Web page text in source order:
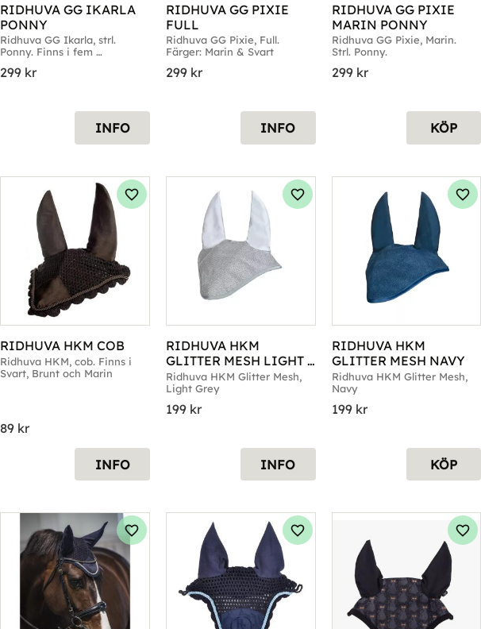
RIDHUVA GG IKARLA
PONNY
Ridhuva GG Ikarla, strl.
Ponny. Finns i fem
299 kr
INFO
RIDHUVA GG PIXIE
FULL
Ridhuva GG Pixie, Full.
Färger: Marin & Svart
299kr
INFO
RIDHUVA GG PIXIE
MARIN PONNY
Ridhuva GG Pixie, Marin.
Strl. Ponny.
299kr
KÖP
RIDHUVA HKM COB
Ridhuva HKM, cob. Finns i
Svart, Brunt och Marin
89 kr
Lägg till i favoriter
INFO
RIDHUVA HKM
GLITTER MESH LIGHT
GREY
Ridhuva HKM Glitter Mesh,
Light Grey
199kr
Lägg till i favoriter
INFO
RIDHUVA HKM
GLITTER MESH NAVY
Ridhuva HKM Glitter Mesh,
Navy
199kr
KÖP
Lägg till i favoriter Lägg till i favoriter